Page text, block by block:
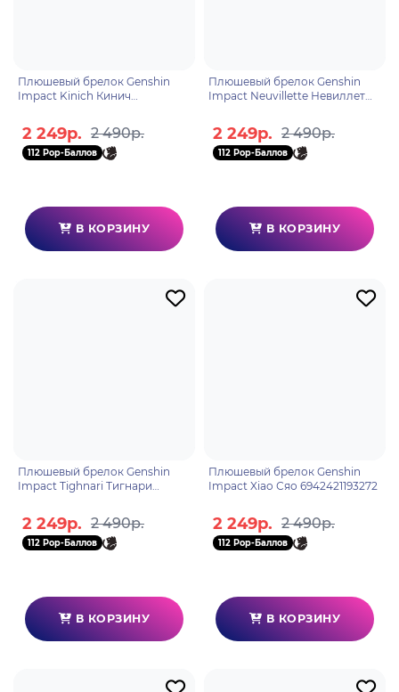
Плюшевый брелок Genshin
Impact Kinich Кинич
2 249р. 2 490р.
112 Pop-Баллов
В КОРЗИНУ
Плюшевый брелок Genshin
Impact Neuvillette Невиллет
2 249р. 2 490р.
112 Pop-Баллов
В КОРЗИНУ
Плюшевый брелок Genshin
Impact Tighnari Тигнари
2 249р. 2 490р.
112 Pop-Баллов
В КОРЗИНУ
Плюшевый брелок Genshin
Impact Xiao Сяо 6942421193272
2 249р. 2 490р.
112 Pop-Баллов
В КОРЗИНУ